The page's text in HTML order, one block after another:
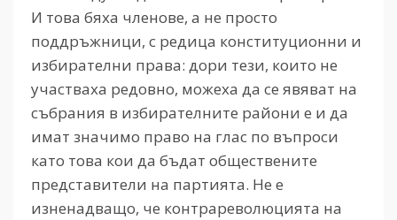
И това бяха членове, а не просто
поддръжници, с редица конституционни и
избирателни права: дори тези, които не
участваха редовно, можеха да се явяват на
събрания в избирателните райони е и да
имат значимо право на глас по въпроси
като това кои да бъдат обществените
представители на партията. Не е
изненадващо, че контрареволюцията на